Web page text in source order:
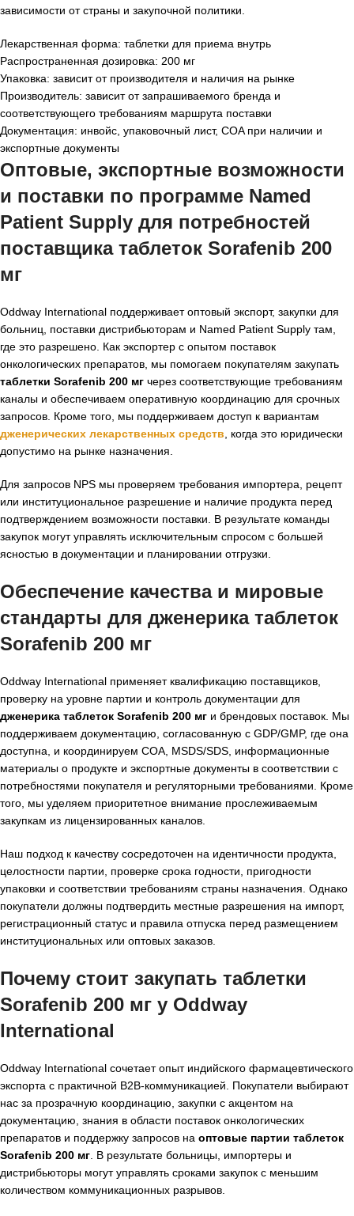
зависимости от страны и закупочной политики.
Лекарственная форма: таблетки для приема внутрь
Распространенная дозировка: 200 мг
Упаковка: зависит от производителя и наличия на рынке
Производитель: зависит от запрашиваемого бренда и
соответствующего требованиям маршрута поставки
Документация: инвойс, упаковочный лист, COA при наличии и
экспортные документы
Оптовые, экспортные возможности
и поставки по программе Named
Patient Supply для потребностей
поставщика таблеток Sorafenib 200
мг
Oddway International поддерживает оптовый экспорт, закупки для
больниц, поставки дистрибьюторам и Named Patient Supply там,
где это разрешено. Как экспортер с опытом поставок
онкологических препаратов, мы помогаем покупателям закупать
таблетки Sorafenib 200 мг через соответствующие требованиям
каналы и обеспечиваем оперативную координацию для срочных
запросов. Кроме того, мы поддерживаем доступ к вариантам
дженерических лекарственных средств , когда это юридически
допустимо на рынке назначения.
Для запросов NPS мы проверяем требования импортера, рецепт
или институциональное разрешение и наличие продукта перед
подтверждением возможности поставки. В результате команды
закупок могут управлять исключительным спросом с большей
ясностью в документации и планировании отгрузки.
Обеспечение качества и мировые
стандарты для дженерика таблеток
Sorafenib 200 мг
Oddway International применяет квалификацию поставщиков,
проверку на уровне партии и контроль документации для
дженерика таблеток Sorafenib 200 мг и брендовых поставок. Мы
поддерживаем документацию, согласованную с GDP/GMP, где она
доступна, и координируем COA, MSDS/SDS, информационные
материалы о продукте и экспортные документы в соответствии с
потребностями покупателя и регуляторными требованиями. Кроме
того, мы уделяем приоритетное внимание прослеживаемым
закупкам из лицензированных каналов.
Наш подход к качеству сосредоточен на идентичности продукта,
целостности партии, проверке срока годности, пригодности
упаковки и соответствии требованиям страны назначения. Однако
покупатели должны подтвердить местные разрешения на импорт,
регистрационный статус и правила отпуска перед размещением
институциональных или оптовых заказов.
Почему стоит закупать таблетки
Sorafenib 200 мг у Oddway
International
Oddway International сочетает опыт индийского фармацевтического
экспорта с практичной B2B-коммуникацией. Покупатели выбирают
нас за прозрачную координацию, закупки с акцентом на
документацию, знания в области поставок онкологических
препаратов и поддержку запросов на оптовые партии таблеток
Sorafenib 200 мг . В результате больницы, импортеры и
дистрибьюторы могут управлять сроками закупок с меньшим
количеством коммуникационных разрывов.